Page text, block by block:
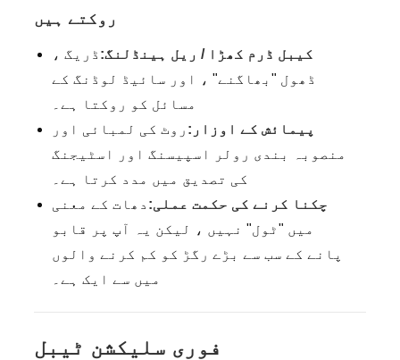
روکتے ہیں
کیبل ڈرم کھڑا / ریل ہینڈلنگ: ڈریگ ،
ڈھول "بھاگنے" ، اور سائیڈ لوڈنگ کے
مسائل کو روکتا ہے۔
پیمائش کے اوزار: روٹ کی لمبائی اور
منصوبہ بندی رولر اسپیسنگ اور اسٹیجنگ
کی تصدیق میں مدد کرتا ہے۔
چکنا کرنے کی حکمت عملی: دھات کے معنی
میں "ٹول" نہیں ، لیکن یہ آپ پر قابو
پانے کے سب سے بڑے رگڑ کو کم کرنے والوں
میں سے ایک ہے۔
فوری سلیکشن ٹیبل